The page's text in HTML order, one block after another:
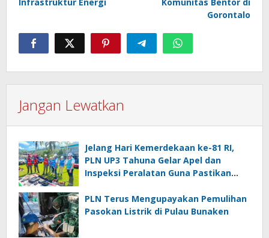
Gorontalo
Jangan Lewatkan
Jelang Hari Kemerdekaan ke-81 RI,
PLN UP3 Tahuna Gelar Apel dan
Inspeksi Peralatan Guna Pastikan
Utara
PLN Terus Mengupayakan Pemulihan
Pasokan Listrik di Pulau Bunaken